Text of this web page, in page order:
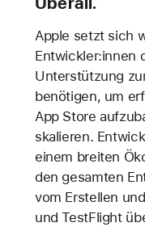
Apple setzt sich
Entwickler:innen
Unterstützung
benötigen, um
App Store
skalieren.
einem breiten
den gesamten
vom Erstellen
und TestFlight